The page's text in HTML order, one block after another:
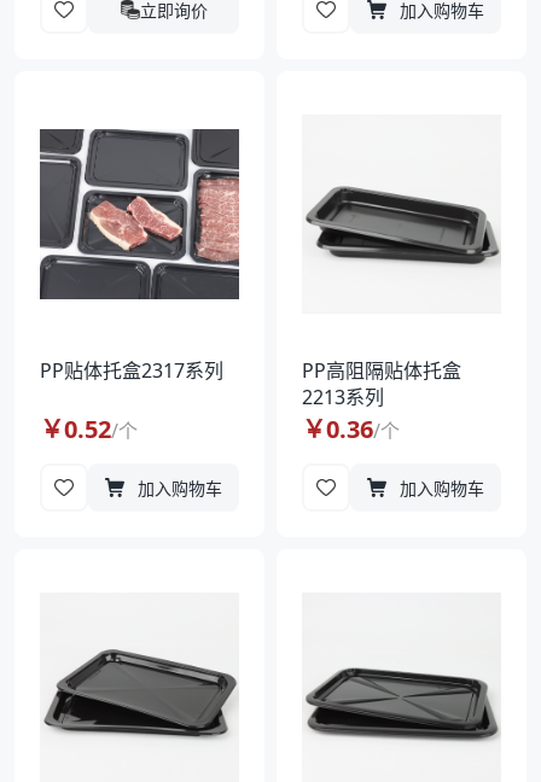
立即询价 加入购物车
PP贴体托盒2317系列
￥0.52/个
加入购物车
PP高阻隔贴体托盒
2213系列
￥0.36/个
加入购物车